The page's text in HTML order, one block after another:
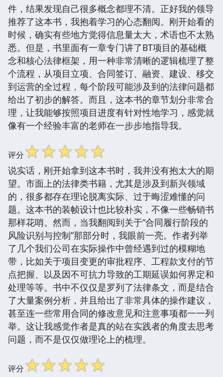
件，结果发现自己很多概念都理不清。正好我的领导
推荐了这本书，我抱着学习的心态翻阅。刚开始看的
时候，确实有些地方觉得信息量太大，术语也不太熟
悉。但是，书里面有一章专门讲了BT项目的基础概
念和核心法律框架，用一种非常清晰的逻辑梳理了整
个流程，从项目立项、合同签订、融资、建设、移交
到运营的全过程，每个阶段可能涉及到的法律问题都
给出了初步的解答。而且，这本书的章节划分非常合
理，让我能够按照项目进度有针对性地学习，感觉就
像有一个经验丰富的老师在一步步地指导我。
评分☆☆☆☆☆
说实话，刚开始拿到这本书时，我并没有抱太大的期
望。市面上的法律类书籍，尤其是涉及到新兴领域
的，很多都存在理论脱离实际、过于晦涩难懂的问
题。这本书的装帧设计也比较朴实，不像一些畅销书
那样花哨。然而，当我翻阅到关于“合同履行阶段的
风险识别与控制”那部分时，我眼前一亮。作者列举
了几个我们公司在实际操作中曾经遇到过的模糊地
带，比如关于项目变更的审批程序、工程款支付的节
点把握、以及因不可抗力导致的工期延误如何界定和
处理等等。书中不仅仅是罗列了法律条文，而是结合
了大量案例分析，并且给出了非常具体的操作建议，
甚至连一些常用合同的修改意见和注意事项都一一列
举。这让我感觉作者是真的站在实践者的角度去思考
问题，而不是仅仅做理论上的梳理。
评分☆☆☆☆☆